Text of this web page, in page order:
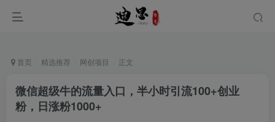
首页 精选推荐 网创项目 正文
微信超级牛的流量入口，半小时引流100+创业
粉，日涨粉1000+